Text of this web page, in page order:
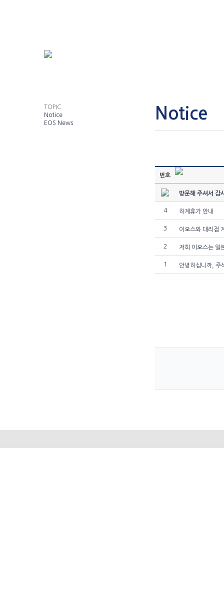
TOPIC
Notice
EOS News
Notice
번호
방문해 주셔서 감
4 하계휴가 안내
3 이오스와 대리점
2 저희 이오스는 일
1 안녕하십니까, 주